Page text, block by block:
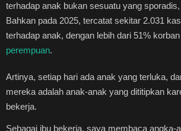
terhadap anak bukan sesuatu yang
Bahkan pada 2025, tercatat sekitar 2.031
terhadap anak, dengan lebih dari 51%
perempuan.
Artinya, setiap hari ada anak yang terluka,
mereka adalah anak-anak yang dititipkan
bekerja.
Sebagai ibu bekerja, saya membaca angka-